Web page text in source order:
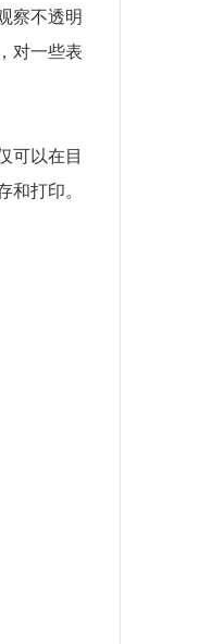
察不透明
对一些表
可以在目
和打印。